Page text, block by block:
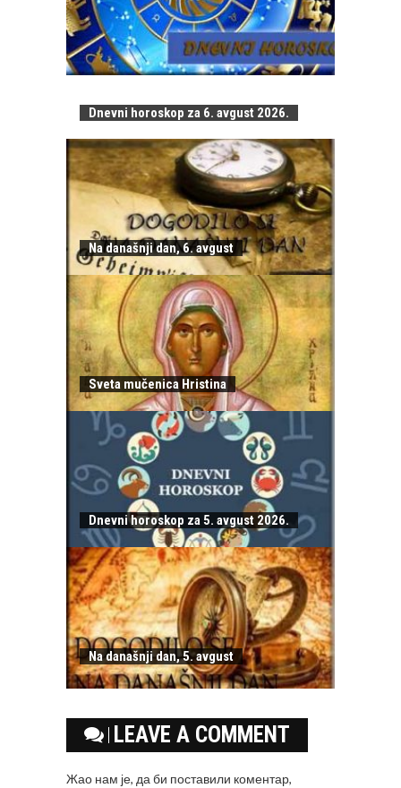
Dnevni horoskop za 6. avgust 2026.
Na današnji dan, 6. avgust
Sveta mučenica Hristina
Dnevni horoskop za 5. avgust 2026.
Na današnji dan, 5. avgust
LEAVE A COMMENT
Жао нам је, да би поставили коментар,